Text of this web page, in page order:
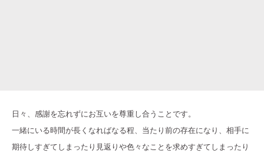
日々、感謝を忘れずにお互いを尊重し合うことです。
一緒にいる時間が長くなればなる程、当たり前の存在になり、相手に
期待しすぎてしまったり見返りや色々なことを求めすぎてしまったり